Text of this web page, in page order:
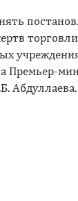
Премьер-
Абдуллаева.